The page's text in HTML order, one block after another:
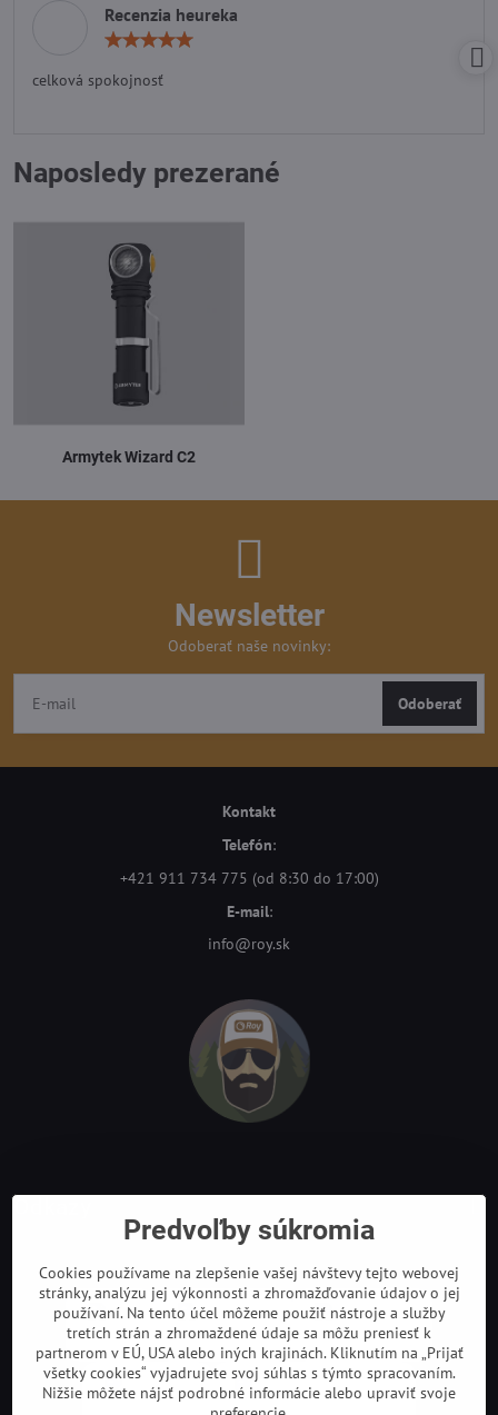
Recenzia heureka
celková spokojnosť
Naposledy prezerané
Armytek Wizard C2
Newsletter
Odoberať naše novinky:
Odoberať
Kontakt
Telefón:
+421 911 734 775 (od 8:30 do 17:00)
E-mail:
info@roy.sk
Predvoľby súkromia
Cookies používame na zlepšenie vašej návštevy tejto webovej
stránky, analýzu jej výkonnosti a zhromažďovanie údajov o jej
používaní. Na tento účel môžeme použiť nástroje a služby
tretích strán a zhromaždené údaje sa môžu preniesť k
partnerom v EÚ, USA alebo iných krajinách. Kliknutím na „Prijať
všetky cookies“ vyjadrujete svoj súhlas s týmto spracovaním.
Nižšie môžete nájsť podrobné informácie alebo upraviť svoje